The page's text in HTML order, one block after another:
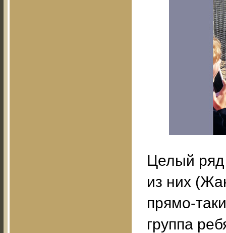
Целый ряд
из них
прямо-
группа